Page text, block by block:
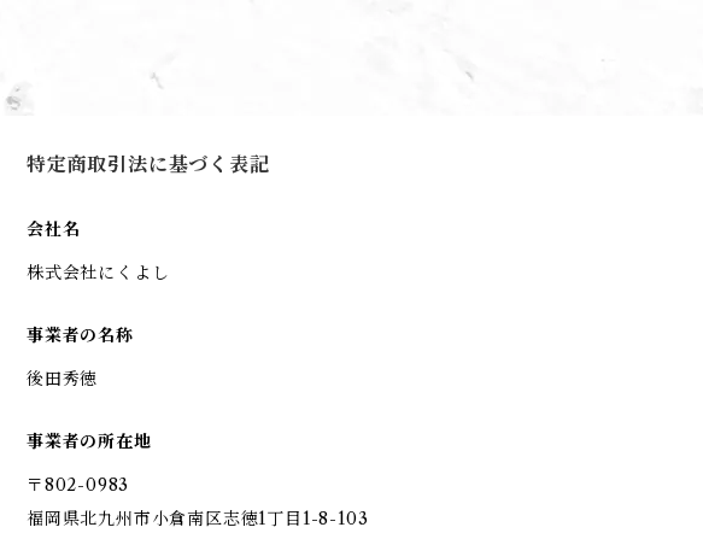
特定商取引法に基づく表記
会社名
株式会社にくよし
事業者の名称
後田秀徳
事業者の所在地
〒802-0983
福岡県北九州市小倉南区志徳1丁目1-8-103